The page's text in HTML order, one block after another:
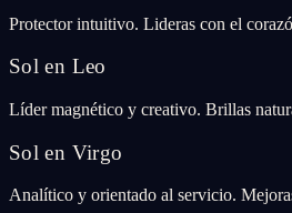
Protector intuitivo. Lideras con el
Sol en Leo
Líder magnético y creativo. Brillas
Sol en Virgo
Analítico y orientado al servicio.